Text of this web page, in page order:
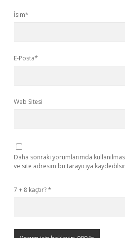
İsim*
E-Posta*
Web Sitesi
Daha sonraki yorumlarımda
ve site adresim bu tarayıcıya
7 + 8 kaçtır?*